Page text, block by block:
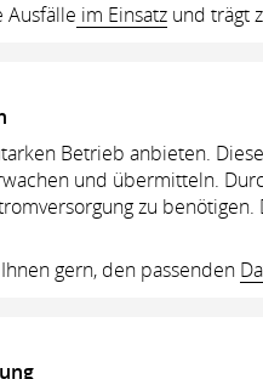
Ausfälle im Einsatz und trägt
Betrieb anbieten.
und übermitteln.
zu
gern, den passenden